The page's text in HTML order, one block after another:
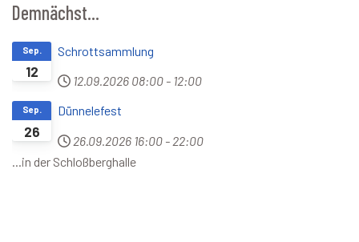
Demnächst...
12
Sep.
Schrottsammlung
12.09.2026 08:00 - 12:00
26
Sep.
Dünnelefest
26.09.2026 16:00 - 22:00
...in der Schloßberghalle